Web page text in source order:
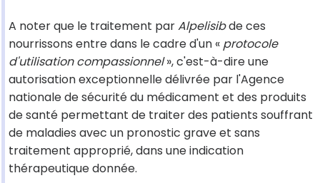
A noter que le traitement parAlpelisibde ces
nourrissons entre dans le cadre d'un « protocole
d'utilisation compassionnel», c'est-à-dire une
autorisation exceptionnelle délivrée par l'Agence
nationale de sécurité du médicament et des produits
de santé permettant de traiter des patients souffrant
de maladies avec un pronostic grave et sans
traitement approprié, dans une indication
thérapeutique donnée.